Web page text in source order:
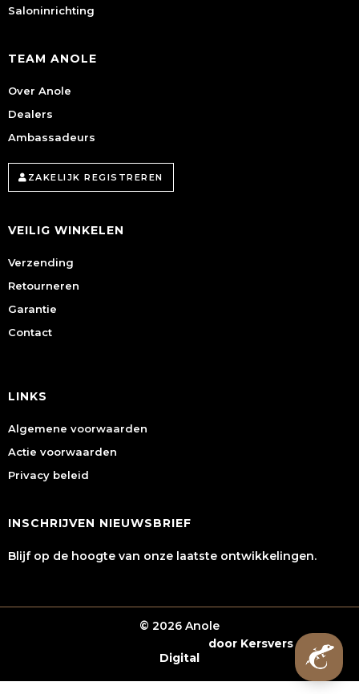
Saloninrichting
TEAM ANOLE
Over Anole
Dealers
Ambassadeurs
ZAKELIJK REGISTREREN
VEILIG WINKELEN
Verzending
Retourneren
Garantie
Contact
LINKS
Algemene voorwaarden
Actie voorwaarden
Privacy beleid
INSCHRIJVEN NIEUWSBRIEF
Blijf op de hoogte van onze laatste ontwikkelingen.
© 2026 Anole
door Kersvers
Digital